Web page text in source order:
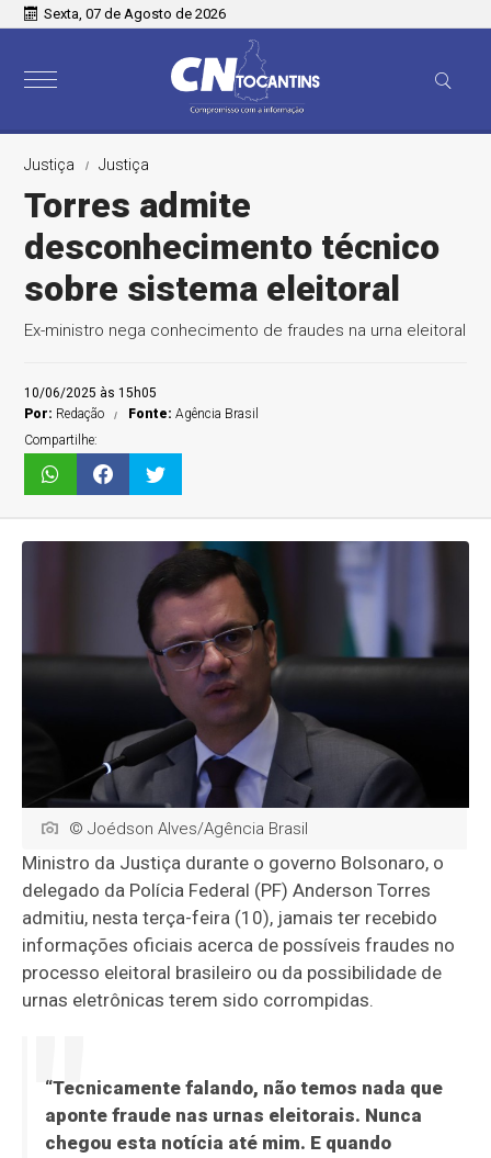
Sexta, 07 de Agosto de 2026
Justiça Justiça
Torres admite
desconhecimento técnico
sobre sistema eleitoral
Ex-ministro nega conhecimento de fraudes na urna eleitoral
10/06/2025 às 15h05
Por: Redação Fonte:Agência Brasil
Compartilhe:
© Joédson Alves/Agência Brasil
Ministro da Justiça durante o governo Bolsonaro, o
delegado da Polícia Federal (PF) Anderson Torres
admitiu, nesta terça-feira (10), jamais ter recebido
informações oficiais acerca de possíveis fraudes no
processo eleitoral brasileiro ou da possibilidade de
urnas eletrônicas terem sido corrompidas.
“Tecnicamente falando, não temos nada que
aponte fraude nas urnas eleitorais. Nunca
chegou esta notícia até mim. E quando